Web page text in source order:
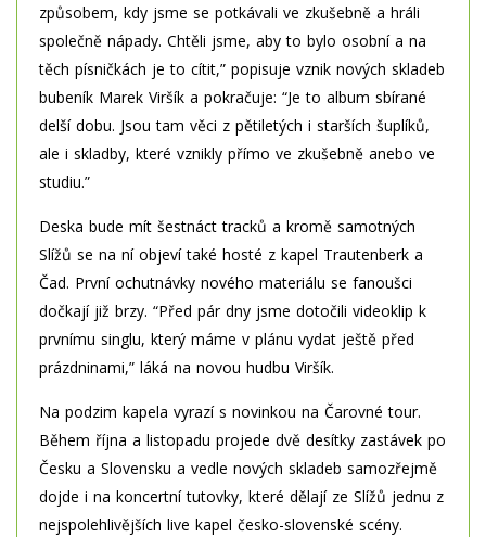
způsobem, kdy jsme se potkávali ve zkušebně a hráli
společně nápady. Chtěli jsme, aby to bylo osobní a na
těch písničkách je to cítit,” popisuje vznik nových skladeb
bubeník Marek Viršík a pokračuje: “Je to album sbírané
delší dobu. Jsou tam věci z pětiletých i starších šuplíků,
ale i skladby, které vznikly přímo ve zkušebně anebo ve
studiu.”
Deska bude mít šestnáct tracků a kromě samotných
Slížů se na ní objeví také hosté z kapel Trautenberk a
Čad. První ochutnávky nového materiálu se fanoušci
dočkají již brzy. “Před pár dny jsme dotočili videoklip k
prvnímu singlu, který máme v plánu vydat ještě před
prázdninami,” láká na novou hudbu Viršík.
Na podzim kapela vyrazí s novinkou na Čarovné tour.
Během října a listopadu projede dvě desítky zastávek po
Česku a Slovensku a vedle nových skladeb samozřejmě
dojde i na koncertní tutovky, které dělají ze Slížů jednu z
nejspolehlivějších live kapel česko-slovenské scény.